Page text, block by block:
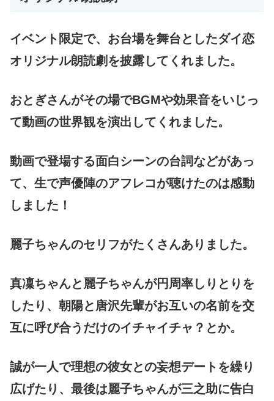
イベント限定で、お台場を舞台としたダイ恋
オリジナル朗読劇を披露してくれました。
おとぎさんがその場でBGMや効果音をいじっ
て動画の世界観を演出してくれました。
動画で登場する面白シーンの台詞などがあっ
て、生で声優陣のアフレコが聴けたのは感動
しました！
麗子ちゃんのセリフがたくさんありました。
真凜ちゃんと麗子ちゃんが円周率しりとりを
したり、朝陽と唐沢先輩がお互いの名前を交
互に呼び合うだけのイチャイチャ？とか。
誠が一人で理想の彼女との妄想デートを繰り
広げたり、最後は麗子ちゃんが三之助に告白